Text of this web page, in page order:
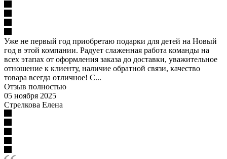
Уже не первый год приобретаю подарки для детей на Новый
год в этой компании. Радует слаженная работа команды на
всех этапах от оформления заказа до доставки, уважительное
отношение к клиенту, наличие обратной связи, качество
товара всегда отличное! С...
Отзыв полностью
05 ноября 2025
Стрелкова Елена